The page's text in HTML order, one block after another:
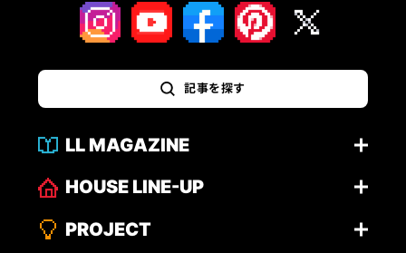
記事を探す
LL MAGAZINE
HOUSE LINE-UP
PROJECT